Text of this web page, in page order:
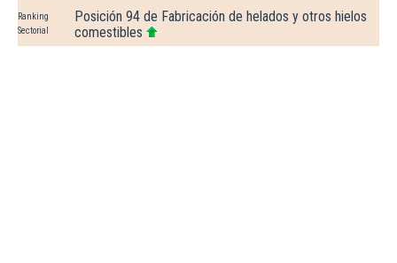
Ranking
Sectorial
Posición 94 de Fabricación de helados y otros hielos
comestibles